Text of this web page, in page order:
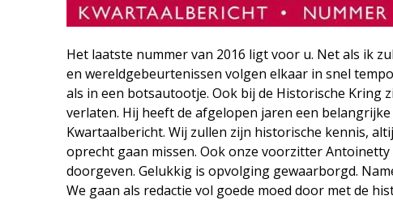
Het laatste nummer van 2016 ligt voor u. Net als ik
en wereldgebeurtenissen volgen elkaar in snel
als in een botsautootje. Ook bij de Historische Kring
verlaten. Hij heeft de afgelopen jaren een
Kwartaalbericht. Wij zullen zijn historische kennis,
oprecht gaan missen. Ook onze voorzitter
doorgeven. Gelukkig is opvolging gewaarborgd.
We gaan als redactie vol goede moed door met de